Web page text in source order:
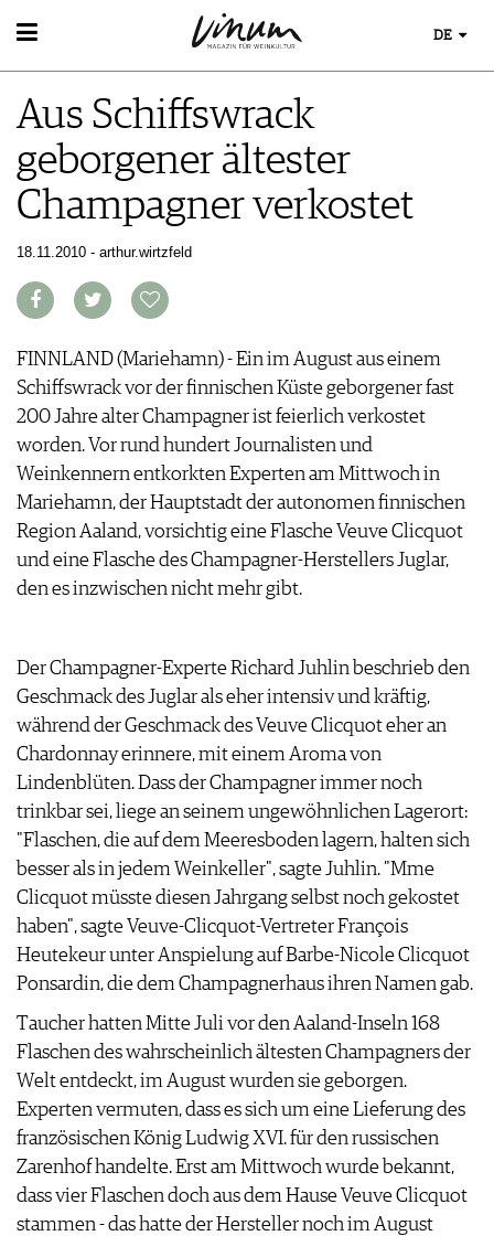
WEIN
WEINSUCHE
GUIDE WEINGÜTER
WINETRADECLUB
WEINE DES MONATS
TRINKREIFETABELLE
CLUB LES DOMAINES
WEINWISSEN
WEINREGIONEN
WEINLEXIKON
WEINGESCHICHTE
TIPPS & TRICKS
NEWS
EVENTS
EVENTKALENDER
EVENT-BILDER
ESSEN & TRINKEN
FOOD PAIRING TIPPS
FOOD PAIRING TABELLE
KULINARIK
HOTSPOTS
WEINREISEN
REPORTAGEN
WINEGUIDES
KLARTEXT
EXTRAS
AUSGABE
ARCHIV
VORTEILSWELT
MEDIATHEK
APPS
VIDEOS
NEWS
WEINWIRTSCHAFT
WEINSZENE
PORTRAITS
VINOPHILES
ARCHIV
GEWINNSPIELE
VORTEILSWELT
TRINKREIFETABELLE
ABO
WEINSUCHE
NEWSLETTER
WINE TRADE CLUB
REDAKTION
JOBS
WERBUNG
PRESSE
IMPRESSUM
DE
Aus Schiffswrack
geborgener ältester
Champagner verkostet
18.11.2010 - arthur.wirtzfeld
FINNLAND (Mariehamn) - Ein im August aus einem
Schiffswrack vor der finnischen Küste geborgener fast
200 Jahre alter Champagner ist feierlich verkostet
worden. Vor rund hundert Journalisten und
Weinkennern entkorkten Experten am Mittwoch in
Mariehamn, der Hauptstadt der autonomen finnischen
Region Aaland, vorsichtig eine Flasche Veuve Clicquot
und eine Flasche des Champagner-Herstellers Juglar,
den es inzwischen nicht mehr gibt.
Der Champagner-Experte Richard Juhlin beschrieb den
Geschmack des Juglar als eher intensiv und kräftig,
während der Geschmack des Veuve Clicquot eher an
Chardonnay erinnere, mit einem Aroma von
Lindenblüten. Dass der Champagner immer noch
trinkbar sei, liege an seinem ungewöhnlichen Lagerort:
"Flaschen, die auf dem Meeresboden lagern, halten sich
besser als in jedem Weinkeller", sagte Juhlin. "Mme
Clicquot müsste diesen Jahrgang selbst noch gekostet
haben", sagte Veuve-Clicquot-Vertreter François
Heutekeur unter Anspielung auf Barbe-Nicole Clicquot
Ponsardin, die dem Champagnerhaus ihren Namen gab.
Taucher hatten Mitte Juli vor den Aaland-Inseln 168
Flaschen des wahrscheinlich ältesten Champagners der
Welt entdeckt, im August wurden sie geborgen.
Experten vermuten, dass es sich um eine Lieferung des
französischen König Ludwig XVI. für den russischen
Zarenhof handelte. Erst am Mittwoch wurde bekannt,
dass vier Flaschen doch aus dem Hause Veuve Clicquot
stammen - das hatte der Hersteller noch im August